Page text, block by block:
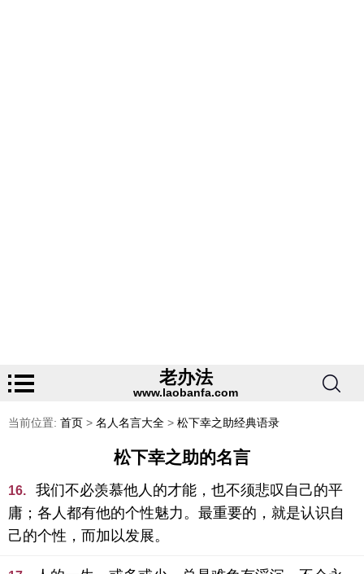
老办法
www.laobanfa.com
当前位置: 首页 > 名人名言大全 > 松下幸之助经典语录
松下幸之助的名言
16.
我们不必羡慕他人的才能，也不须悲叹自己的平
庸；各人都有他的个性魅力。最重要的，就是认识自
己的个性，而加以发展。